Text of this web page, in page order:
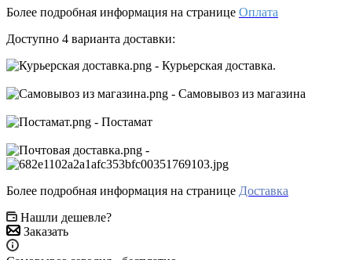
Более подробная информация на странице Оплата
Доступно 4 варианта доставки:
- Курьерская доставка.
- Самовывоз из магазина
- Постамат
-
Более подробная информация на странице Доставка
Нашли дешевле?
Заказать